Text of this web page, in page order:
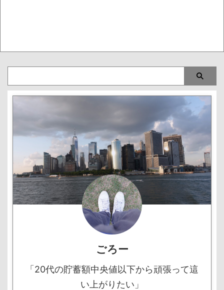
ごろー
「20代の貯蓄額中央値以下から頑張って這
い上がりたい」